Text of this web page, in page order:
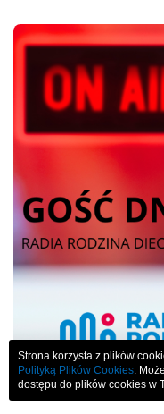
Strona korzysta z plików
Polityką Plików Cookies.
dostępu do plików cookies w